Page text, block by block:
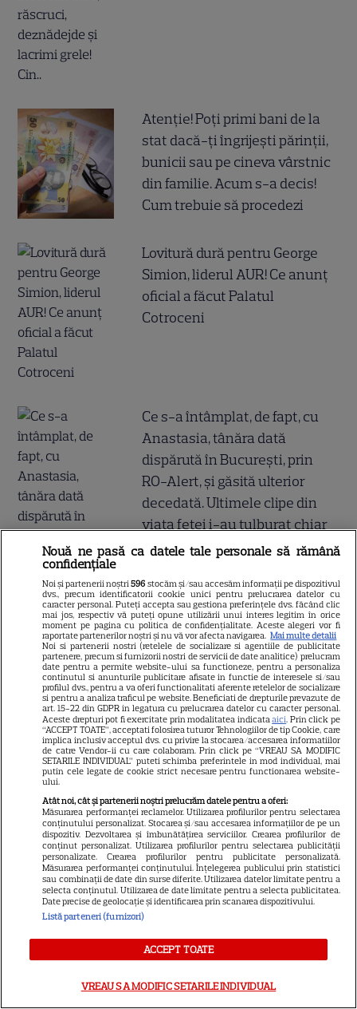
Atenție! Poți primi bani de la
stat dacă-ți îngrijești părinții,
bunicii sau pe cineva vârstnic
din familie. Acum s-a decis!
Cum trebuie să procedezi
Lovitură dură pentru George
Simion, liderul AUR! Ce anunț
oficial a făcut Palatul
Cotroceni
Ce s-a întâmplat, de fapt, cu
Anastasia, tânăra dată
dispărută în București, prin
RO-Alert, și găsită ulterior
decedată. Ultimele clipe din
viața fetei i-au tulburat chiar
și pe anchetatori
APAR NOI DETALII despre
Nouă ne pasă ca datele tale personale să rămână
confidențiale
Noi și partenerii noștri596 stocăm și/sau accesăm informații pe dispozitivul
dvs., precum identificatorii cookie unici pentru prelucrarea datelor cu
caracter personal. Puteți accepta sau gestiona preferințele dvs. făcând clic
mai jos, respectiv vă puteți opune utilizării unui interes legitim în orice
moment pe pagina cu politica de confidențialitate. Aceste alegeri vor fi
raportate partenerilor noștri și nu vă vor afecta navigarea. Mai multe detalii
Noi si partenerii nostri (retelele de socializare si agentiile de publicitate
partenere, precum si furnizorii nostri de servicii de date analitice) prelucram
date pentru a permite website-ului sa functioneze, pentru a personaliza
continutul si anunturile publicitare afisate in functie de interesele si/sau
profilul dvs., pentru a va oferi functionalitati aferente retelelor de socializare
si pentru a analiza traficul pe website. Beneficiati de drepturile prevazute de
art. 15-22 din GDPR in legatura cu prelucrarea datelor cu caracter personal.
Aceste drepturi pot fi exercitate prin modalitatea indicataaici. Prin click pe
“ACCEPT TOATE”, acceptati folosirea tuturor Tehnologiilor de tip Cookie, care
implica inclusiv acceptul dvs. cu privire la stocarea/accesarea informatiilor
de catre Vendor-ii cu care colaboram. Prin click pe “VREAU SA MODIFIC
SETARILE INDIVIDUAL” puteti schimba preferintele in mod individual, mai
putin cele legate de cookie strict necesare pentru functionarea website-
ului.
Atât noi, cât și partenerii noștri prelucrăm datele pentru a oferi:
Măsurarea performanței reclamelor. Utilizarea profilurilor pentru selectarea
conținutului personalizat. Stocarea și/sau accesarea informațiilor de pe un
dispozitiv. Dezvoltarea și îmbunătățirea serviciilor. Crearea profilurilor de
conținut personalizat. Utilizarea profilurilor pentru selectarea publicității
personalizate. Crearea profilurilor pentru publicitate personalizată.
Măsurarea performanței conținutului. Înțelegerea publicului prin statistici
sau combinații de date din surse diferite. Utilizarea datelor limitate pentru a
selecta conținutul. Utilizarea de date limitate pentru a selecta publicitatea.
Date precise de geolocație și identificarea prin scanarea dispozitivului.
Listă parteneri (furnizori)
ACCEPT TOATE
VREAU SA MODIFIC SETARILE INDIVIDUAL